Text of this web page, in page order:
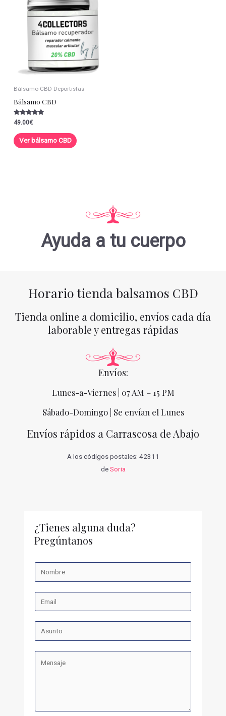
Bálsamo CBD Deportistas
Bálsamo CBD
Valorado con
5.00
de 5
49.00€
Ver bálsamo CBD
Ayuda a tu cuerpo
Horario tienda balsamos CBD
Tienda online a domicilio, envíos cada día
laborable y entregas rápidas
Envíos:
Lunes-a-Viernes | 07 AM – 15 PM
Sábado-Domingo | Se envían el Lunes
Envíos rápidos a Carrascosa de Abajo
A los códigos postales: 42311
deSoria
¿Tienes alguna duda?
Pregúntanos